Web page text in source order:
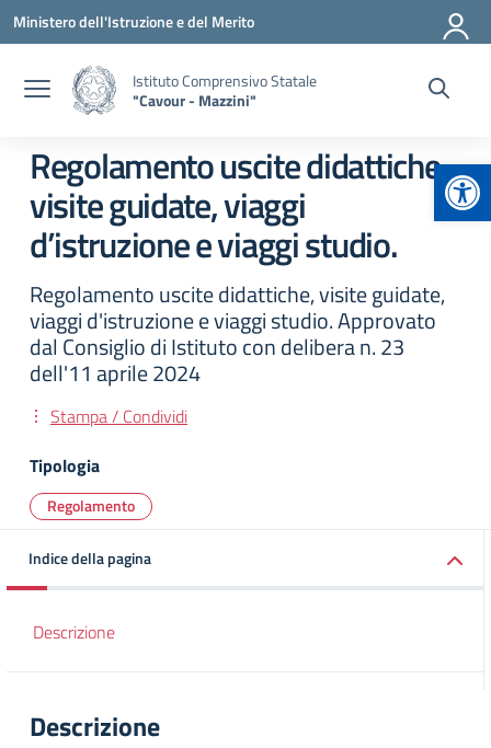
Vai ai contenuti
Vai al menu di navigazione
Vai al footer
Ministero dell'Istruzione e del Merito
Istituto Comprensivo Statale
"Cavour - Mazzini"
Regolamento uscite didattiche,
visite guidate, viaggi
d’istruzione e viaggi studio.
Regolamento uscite didattiche, visite guidate,
viaggi d'istruzione e viaggi studio. Approvato
dal Consiglio di Istituto con delibera n. 23
dell'11 aprile 2024
Stampa / Condividi
Tipologia
Regolamento
Indice della pagina
Descrizione
Descrizione